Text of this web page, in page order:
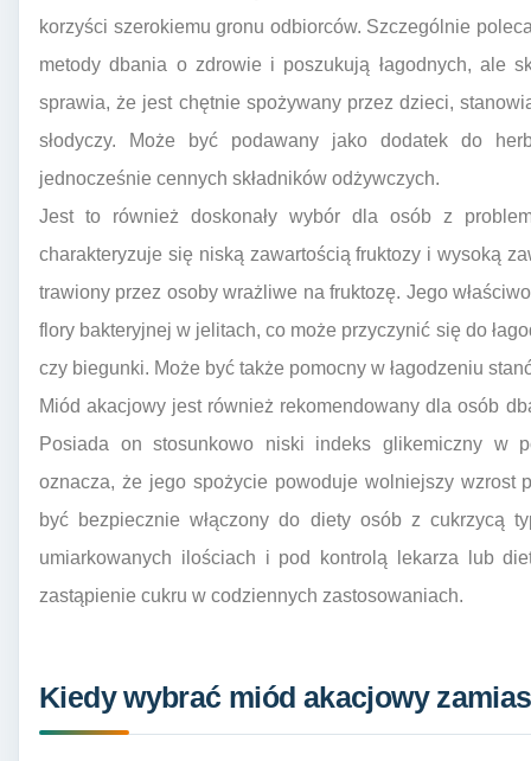
korzyści szerokiemu gronu odbiorców. Szczególnie
metody dbania o zdrowie i poszukują łagodnych, ale
sprawia, że jest chętnie spożywany przez dzieci,
słodyczy. Może być podawany jako dodatek do
jednocześnie cennych składników odżywczych.
Jest to również doskonały wybór dla osób z
charakteryzuje się niską zawartością fruktozy i wysoką
trawiony przez osoby wrażliwe na fruktozę. Jego
flory bakteryjnej w jelitach, co może przyczynić się do
czy biegunki. Może być także pomocny w łagodzeniu
Miód akacjowy jest również rekomendowany dla osób
Posiada on stosunkowo niski indeks glikemiczny w
oznacza, że jego spożycie powoduje wolniejszy wzrost
być bezpiecznie włączony do diety osób z cukrzycą
umiarkowanych ilościach i pod kontrolą lekarza lub
zastąpienie cukru w codziennych zastosowaniach.
Kiedy wybrać miód akacjowy